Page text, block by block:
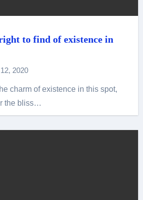
to find of existence in
2020
the bliss…